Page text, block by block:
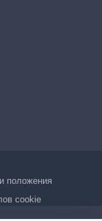
положения
cookie